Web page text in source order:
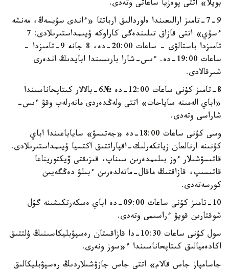
بويلا» اتتى پوەزيا ساعاتى وتەدى.
7-9-تامىز ارالىعىندا ەلوردالىق ارباتتا «ءاندى سۇيسەڭ، مەنشە
ءسۇي» اتتى قازاق تىلىندەگى كاراوكە ۇيىمداستىرىلادى: 7
تامىزدا باستالۋى - ساعات 20:00-دە، 8 جانە 9-تامىزدا -
ساعات 19:00-دە. ءىس-شارا بارىسىندا ابايدىڭ اندەرى
شىرقالادى.
8-تامىز كۇنى ساعات 12:00-دە №6-بالالار كىتاپحاناسىندا
«اباي الەمىنە ساياحات» اتتى ولەڭدەردى مانەرلەپ وقۋ ءىس-
شاراسى وتەدى.
وسى كۇنى ساعات 18:00-دە «جەتىسۋ» ساياباعىندا اباي
كۇنىنە ارنالعان زياتكەرلىك-اقپاراتتىق اكتسيا ۇيىمداستىرىلادى.
قاتىسۋشىلار ءوز بىلىمدەرىن سىناپ، قىزىقتى ۆيكتوريناعا
قاتىسىپ، قازاقتىڭ ماقال-ماتەلدەرىن ءبىلۋ دەڭگەيىن
كورسەتەدى.
10-تامىز كۇنى ساعات 09:00-دە اباي ەسكەرتكىشىنە گۇل
شوقتارىن قويۋ ءراسىمى وتەدى.
سول كۇنى ساعات 10:30-دا قازاقستان رەسپۋبليكاسىنىڭ ۇلتتىق
اكادەميالىق كىتاپحاناسىندا ء«سوز ونەرى.
جاسامپاز جاس قالام» اتتى جاس جازۋشىلاردىڭ رەسپۋبليكالىق